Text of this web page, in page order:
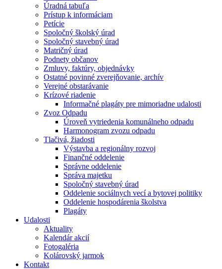
Úradná tabuľa
Prístup k informáciam
Petície
Spoločný školský úrad
Spoločný stavebný úrad
Matričný úrad
Podnety občanov
Zmluvy, faktúry, objednávky
Ostatné povinné zverejňovanie, archív
Verejné obstarávanie
Krízové riadenie
Informačné plagáty pre mimoriadne udalosti
Zvoz Odpadu
Úroveň vytriedenia komunálneho odpadu
Harmonogram zvozu odpadu
Tlačivá, žiadosti
Výstavba a regionálny rozvoj
Finančné oddelenie
Správne oddelenie
Správa majetku
Spoločný stavebný úrad
Oddelenie sociálnych vecí a bytovej politiky
Oddelenie hospodárenia školstva
Plagáty
Udalosti
Aktuality
Kalendár akcií
Fotogaléria
Kolárovský jarmok
Kontakt